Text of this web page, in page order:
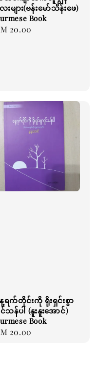
းများ(ဗန်းမော်သိန်းဖေ)
Book
20.00
ရက်တိုင်းကို ရိုးရှင်းစွာ
သန်ပါ (နူးနူးအောင်)
Book
20.00